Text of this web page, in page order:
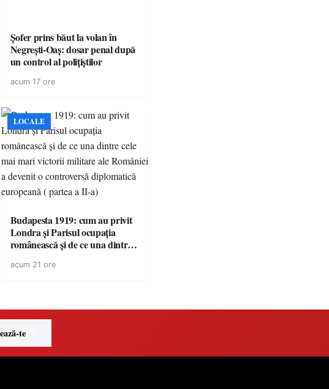
Șofer prins băut la volan în
Negrești-Oaș: dosar penal după
un control al polițiștilor
acum 17 ore
LOCALE
Budapesta 1919: cum au privit
Londra și Parisul ocupația
românească și de ce una dintre
României a devenit o
acum 21 ore
te